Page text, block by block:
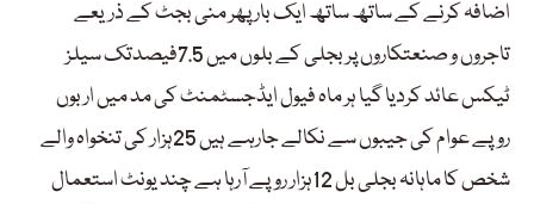
اضافہ کرنے کے ساتھ ساتھ ایک بار پھر منی بجٹ کے ذریعے
تاجروں و صنعتکاروں پر بجلی کے بلوں میں 7.5فیصدتک سیلز
ٹیکس عائد کردیا گیا ہر ماہ فیول ایڈجسٹمنٹ کی مد میں اربوں
روپے عوام کی جیبوں سے نکالے جارہے ہیں 25ہزار کی تنخواہ والے
شخص کا ماہانہ بجلی بل 12ہزار روپے آرہا ہے چند یونٹ استعمال